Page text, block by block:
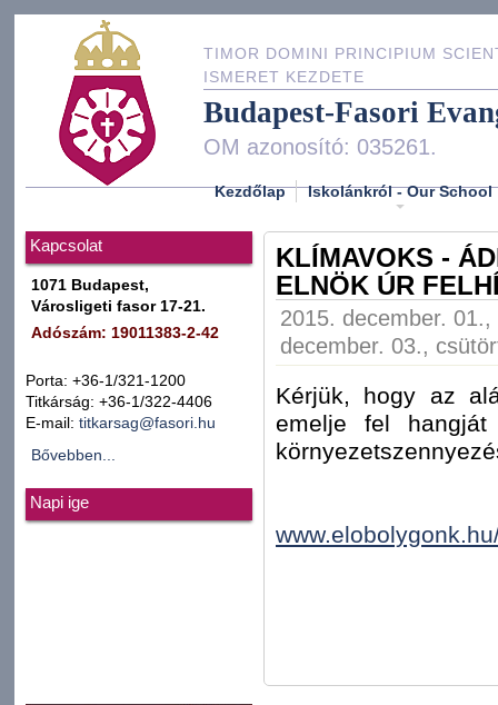
TIMOR DOMINI PRINCIPIUM
ISMERET KEZDETE
Budapest-Fasori
OM azonosító: 035261.
Kezdőlap Iskolánkról - Our School
Kapcsolat
1071 Budapest,
Városligeti fasor 17-21.
Adószám: 19011383-2-42
Porta: +36-1/321-1200
Titkárság: +36-1/322-4406
E-mail: titkarsag@fasori.hu
Bővebben...
Napi ige
KLÍMAVOKS -
ELNÖK ÚR
2015. december.
december. 03.,
Kérjük, hogy az
emelje fel